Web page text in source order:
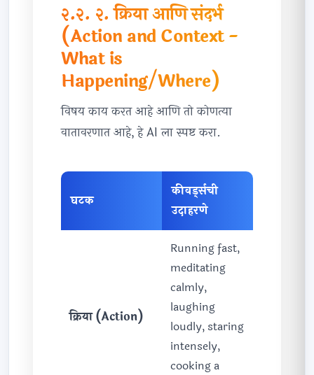
२.२. २. क्रिया आणि संदर्भ
(Action and Context -
What is
Happening/Where)
विषय काय करत आहे आणि तो कोणत्या
वातावरणात आहे, हे AI ला स्पष्ट करा.
घटक
कीवर्ड्सची
उदाहरणे
क्रिया (Action)
Running fast,
meditating
calmly,
laughing
loudly, staring
intensely,
cooking a